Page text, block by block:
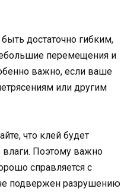
достаточно гибким,
перемещения и
важно, если ваше
или другим
что клей будет
Поэтому важно
справляется с
подвержен разрушению